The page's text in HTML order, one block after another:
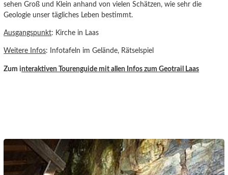
sehen Groß und Klein anhand von vielen Schätzen, wie sehr die
Geologie unser tägliches Leben bestimmt.
Ausgangspunkt: Kirche in Laas
Weitere Infos: Infotafeln im Gelände, Rätselspiel
Zum interaktiven Tourenguide mit allen Infos zum Geotrail Laas